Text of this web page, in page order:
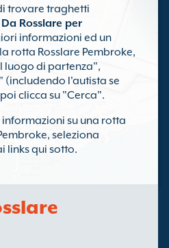
trovare traghetti
Da Rosslare per
informazioni ed un
rotta Rosslare Pembroke,
luogo di partenza",
(includendo l'autista se
clicca su "Cerca".
su una rotta
seleziona
links qui sotto.